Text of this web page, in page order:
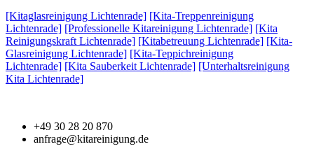
[Kitaglasreinigung Lichtenrade] [Kita-Treppenreinigung
Lichtenrade] [Professionelle Kitareinigung Lichtenrade] [Kita
Reinigungskraft Lichtenrade] [Kitabetreuung Lichtenrade] [Kita-
Glasreinigung Lichtenrade] [Kita-Teppichreinigung
Lichtenrade] [Kita Sauberkeit Lichtenrade] [Unterhaltsreinigung
Kita Lichtenrade]
+49 30 28 20 870
anfrage@kitareinigung.de